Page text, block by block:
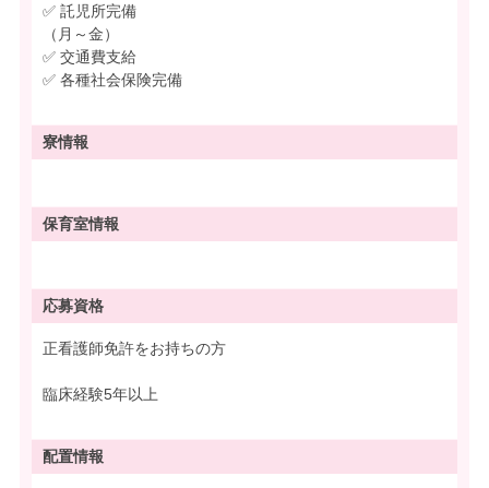
✅ 託児所完備
（月～金）
✅ 交通費支給
✅ 各種社会保険完備
寮情報
保育室情報
応募資格
正看護師免許をお持ちの方
臨床経験5年以上
配置情報